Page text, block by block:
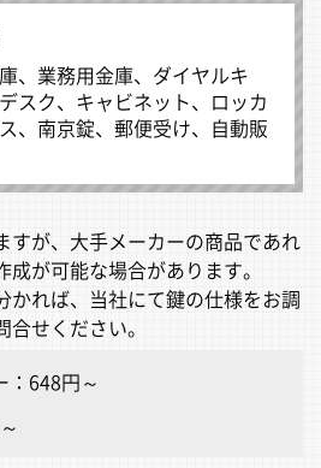
、業務用金庫、ダイヤルキ
スク、キャビネット、ロッカ
、南京錠、郵便受け、自動販
すが、大手メーカーの商品であれ
が可能な場合があります。
かれば、当社にて鍵の仕様をお調
せください。
：648円～